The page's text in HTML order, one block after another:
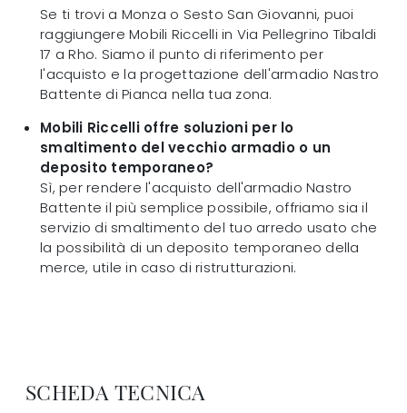
Se ti trovi a Monza o Sesto San Giovanni, puoi
raggiungere Mobili Riccelli in Via Pellegrino Tibaldi
17 a Rho. Siamo il punto di riferimento per
l'acquisto e la progettazione dell'armadio Nastro
Battente di Pianca nella tua zona.
Mobili Riccelli offre soluzioni per lo
smaltimento del vecchio armadio o un
deposito temporaneo?
Sì, per rendere l'acquisto dell'armadio Nastro
Battente il più semplice possibile, offriamo sia il
servizio di smaltimento del tuo arredo usato che
la possibilità di un deposito temporaneo della
merce, utile in caso di ristrutturazioni.
SCHEDA TECNICA